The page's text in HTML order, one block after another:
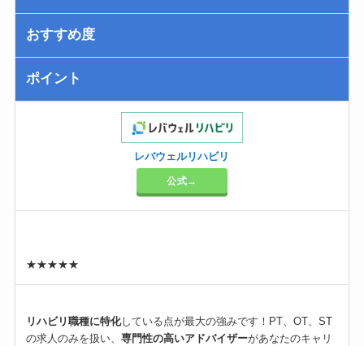
おすすめ度
ポイント
レバウェルリハビリ
公式→
★★★★★
リハビリ職種に特化している点が最大の強みです！PT、OT、ST
の求人のみを扱い、専門性の高いアドバイザーがあなたのキャリ